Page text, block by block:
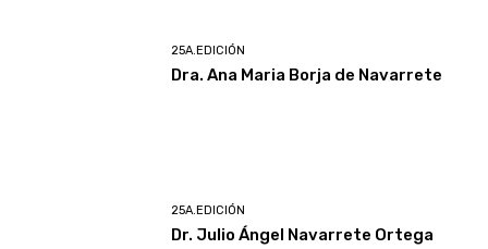
25A.EDICIÓN
Dra. Ana Maria Borja de Navarrete
25A.EDICIÓN
Dr. Julio Ángel Navarrete Ortega